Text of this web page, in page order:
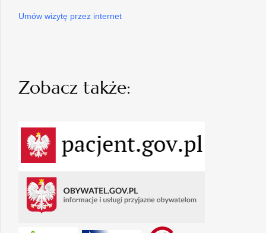
Umów wizytę przez internet
Zobacz także: